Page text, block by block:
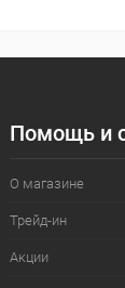
Помощь и
О магазине
Трейд-ин
Акции